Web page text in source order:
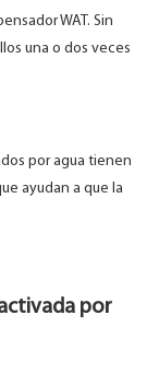
WAT. Sin
una o dos veces
por agua tienen
ayudan a que la
por